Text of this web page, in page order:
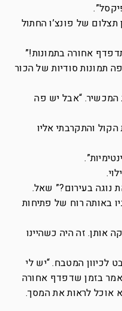
תצלום של פונצ’ו החתול
אחורה בתמונות!”
תמונות סודיות של הכור
המכשיר. “אבל יש פה
הקול והתקרבתי אליו
נוגה בעירום?” שאל.
באותה רוח של פתיחות
אותן. זה היה כשהיינו
לכיוון המטבח. “יש לי
בזמן שדפדף אחורה
אוכל לראות את המסך.